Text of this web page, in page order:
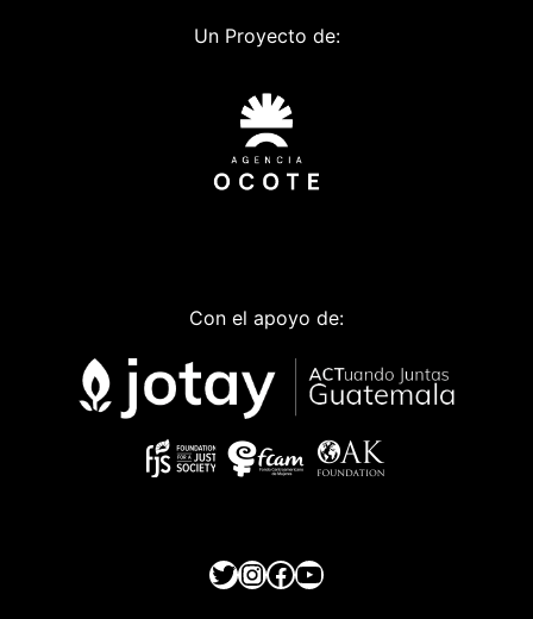
Un Proyecto de:
Con el apoyo de:
Twitter
Instagram
Facebook
YouTube